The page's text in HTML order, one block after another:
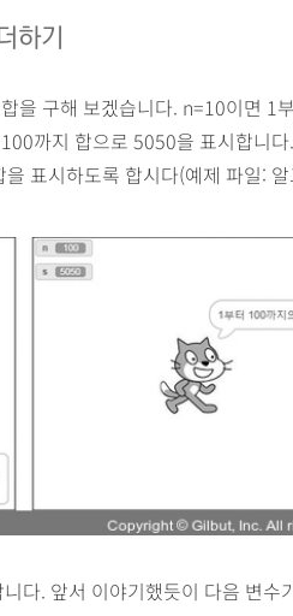
하기
을 구해 보겠습니다. n=10이면 1
까지 합으로 5050을 표시합니
표시하도록 합시다(예제 파일:
다. 앞서 이야기했듯이 다음 변수